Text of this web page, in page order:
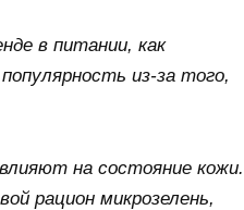
в питании, как
из-за того,
на состояние кожи.
рацион микрозелень,